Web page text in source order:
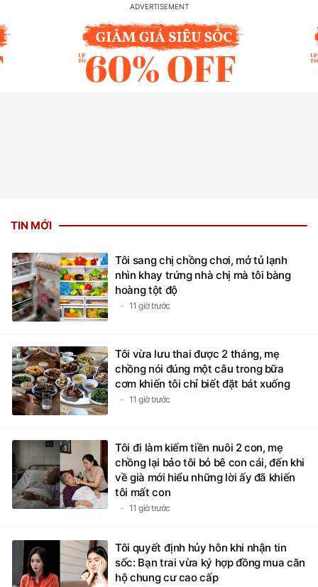
TIN MỚI
Tôi sang chị chồng chơi, mở tủ lạnh
nhìn khay trứng nhà chị mà tôi bàng
hoàng tột độ
11 giờ trước
Tôi vừa lưu thai được 2 tháng, mẹ
chồng nói đúng một câu trong bữa
cơm khiến tôi chỉ biết đặt bát xuống
11 giờ trước
Tôi đi làm kiếm tiền nuôi 2 con, mẹ
chồng lại bảo tôi bỏ bê con cái, đến khi
về già mới hiểu những lời ấy đã khiến
tôi mất con
11 giờ trước
Tôi quyết định hủy hôn khi nhận tin
sốc: Bạn trai vừa ký hợp đồng mua căn
hộ chung cư cao cấp